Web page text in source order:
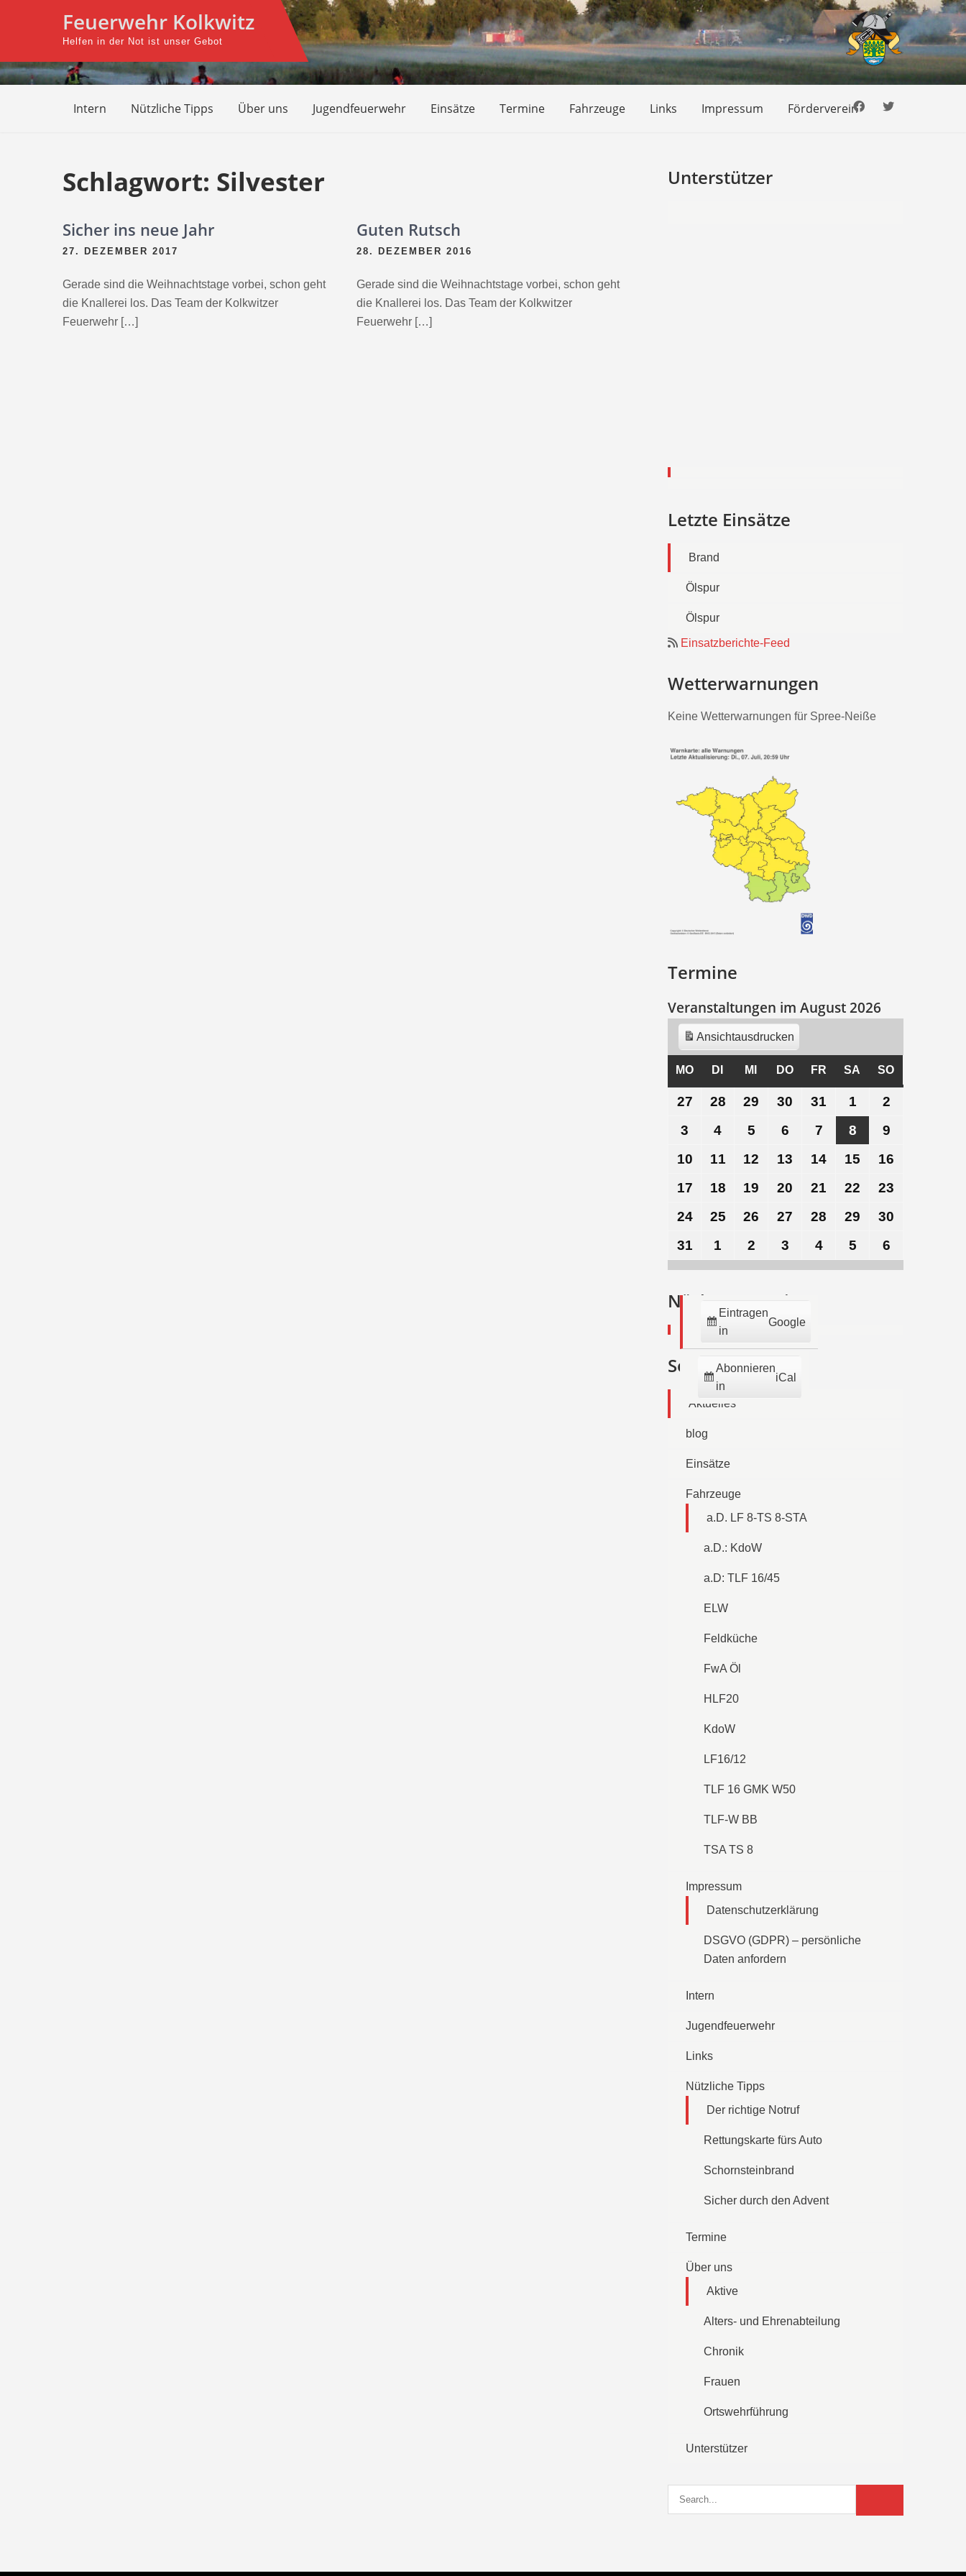
Feuerwehr Kolkwitz
Helfen in der Not ist unser Gebot
Intern Nützliche Tipps Über uns Jugendfeuerwehr Einsätze Termine Fahrzeuge Links Impressum Förderverein
Schlagwort: Silvester
Sicher ins neue Jahr
27. DEZEMBER 2017
Gerade sind die Weihnachtstage vorbei, schon geht
die Knallerei los. Das Team der Kolkwitzer
Feuerwehr […]
Guten Rutsch
28. DEZEMBER 2016
Gerade sind die Weihnachtstage vorbei, schon geht
die Knallerei los. Das Team der Kolkwitzer
Feuerwehr […]
Unterstützer
Letzte Einsätze
Brand
Ölspur
Ölspur
Einsatzberichte-Feed
Wetterwarnungen
Keine Wetterwarnungen für Spree-Neiße
Termine
Veranstaltungen im August 2026
Ansichtausdrucken
MOMONTAG
DI DIENSTAG
MI MITTWOCH
DODONNERSTAG
FR FREITAG
SA SAMSTAG
SO
27 27.28 28.
Juli
29 29.
Juli
30 30.
Juli
31
Juli
2026
1
August
2026
2
3
August
4
August
5
August
6
August
7
August
8
August
9
August
10 10.
August
11 11.
August
12 12.
August
13 13.
August
14 14.
August
15 15.
August
16
17 17.
August
18 18.
August
19 19.
August
20 20.
August
21 21.
August
22 22.
August
23
2424.
August
2026
25 25.
August
2026
26 26.
August
2026
27 27.
August
2026
28 28.
August
2026
29 29.
August
2026
30
2026
31
August
1
September
2
September
3
September
44.
September
5
September
6
September
Eintragen
in
Google
Abonnieren
in
iCal
Nächste Termine:
Seiten
Aktuelles
blog
Einsätze
Fahrzeuge
a.D. LF 8-TS 8-STA
a.D.: KdoW
a.D: TLF 16/45
ELW
Feldküche
FwA Öl
HLF20
KdoW
LF16/12
TLF 16 GMK W50
TLF-W BB
TSA TS 8
Impressum
Datenschutzerklärung
DSGVO (GDPR) – persönliche
Daten anfordern
Intern
Jugendfeuerwehr
Links
Nützliche Tipps
Der richtige Notruf
Rettungskarte fürs Auto
Schornsteinbrand
Sicher durch den Advent
Termine
Über uns
Aktive
Alters- und Ehrenabteilung
Chronik
Frauen
Ortswehrführung
Unterstützer